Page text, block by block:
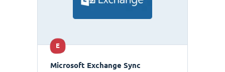
E
Microsoft Exchange Sync